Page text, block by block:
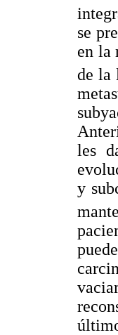
se
en la
de la
les
y